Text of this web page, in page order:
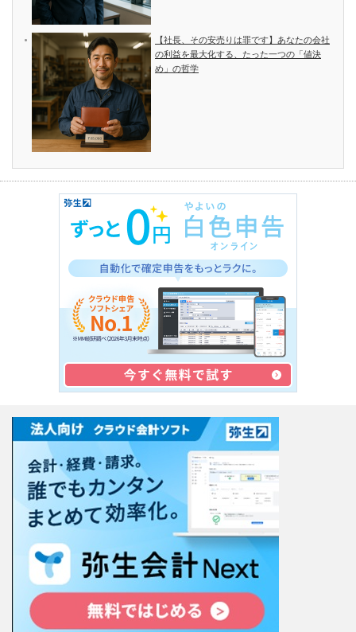
【社長、その安売りは罪です】あなたの会社
の利益を最大化する、たった一つの「値決
め」の哲学